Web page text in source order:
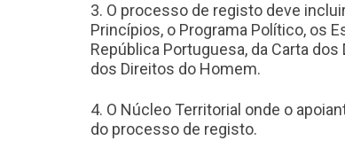
3. O processo de registo deve
Princípios, o Programa Político, os
República Portuguesa, da Carta
dos Direitos do Homem.
4. O Núcleo Territorial onde o
do processo de registo.